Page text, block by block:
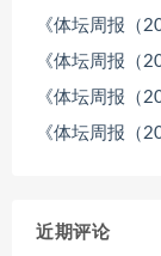
《体坛周报（
《体坛周报（
《体坛周报（
《体坛周报（
近期评论